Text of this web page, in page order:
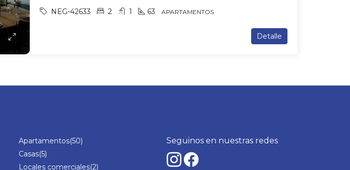
NEG-42633 2 1 63 APARTAMENTOS
Detalle
Apartamentos(50)
Casas(5)
Locales comerciales(2)
Seguinos en nuestras redes